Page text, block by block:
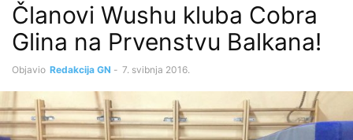
Članovi Wushu kluba Cobra
Glina na Prvenstvu Balkana!
Objavio Redakcija GN - 7. svibnja 2016.